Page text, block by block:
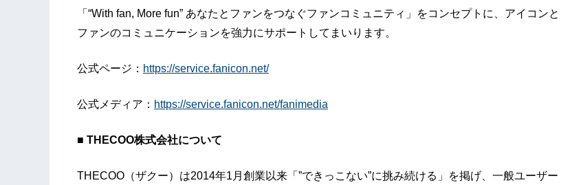
「“With fan, More fun” あなたとファンをつなぐファンコミュニティ」をコンセプトに、アイコンと
ファンのコミュニケーションを強力にサポートしてまいります。
公式ページ： https://service.fanicon.net/
公式メディア： https://service.fanicon.net/fanimedia
■ THECOO株式会社について
THECOO（ザクー）は2014年1月創業以来「”できっこない”に挑み続ける」を掲げ、一般ユーザー